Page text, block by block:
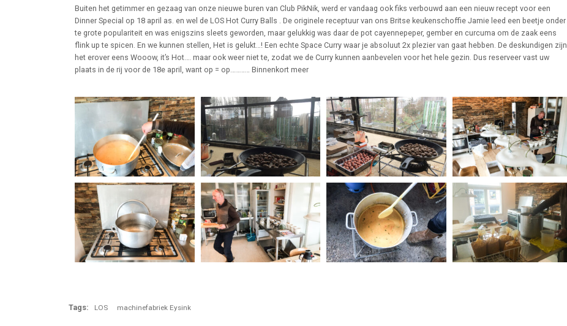
Buiten het getimmer en gezaag van onze nieuwe buren van Club PikNik, werd er vandaag ook fiks verbouwd aan een nieuw recept voor een
Dinner Special op 18 april as. en wel de LOS Hot Curry Balls . De originele receptuur van ons Britse keukenschoffie Jamie leed een beetje onder
te grote populariteit en was enigszins sleets geworden, maar gelukkig was daar de pot cayennepeper, gember en curcuma om de zaak eens
flink up te spicen. En we kunnen stellen, Het is gelukt…! Een echte Space Curry waar je absoluut 2x plezier van gaat hebben. De deskundigen zijn
het erover eens Wooow, it’s Hot…. maar ook weer niet te, zodat we de Curry kunnen aanbevelen voor het hele gezin. Dus reserveer vast uw
plaats in de rij voor de 18e april, want op = op………… Binnenkort meer
Tags: LOS machinefabriek Eysink